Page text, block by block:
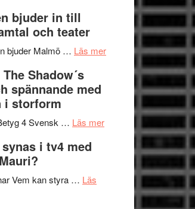
Hannes
Roland
Pöntinen
avslutar
Artipelag
bjuder in till
och teater
bjuder Malmö … Läs merom
Malmöfestivalen
Shadow´s
spännande med
i storform
4 Svensk … Läs merom
Filmrecension:
Shadow
i tv4 med
Vem kan styra … Läs